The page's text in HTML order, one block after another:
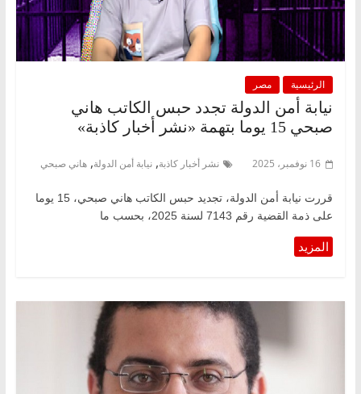
الرئيسية مصر
نيابة أمن الدولة تجدد حبس الكاتب هاني
صبحي 15 يوما بتهمة «نشر أخبار كاذبة»
16 نوفمبر، 2025 نشر أخبار كاذبة, نيابة أمن الدولة, هاني صبحي
قررت نيابة أمن الدولة، تجديد حبس الكاتب هاني صبحي، 15 يوما
على ذمة القضية رقم 7143 لسنة 2025، بحسب ما